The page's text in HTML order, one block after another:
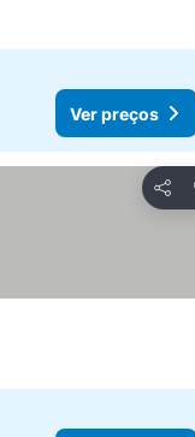
Ver preços